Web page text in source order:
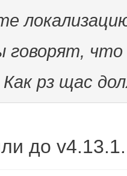
говорят, что
Как рз щас
до